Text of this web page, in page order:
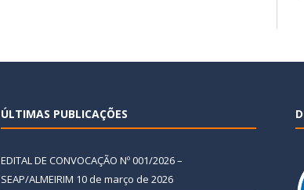
ÚLTIMAS PUBLICAÇÕES
EDITAL DE CONVOCAÇÃO Nº 001/2026 –
SEAP/ALMEIRIM 10 de março de 2026